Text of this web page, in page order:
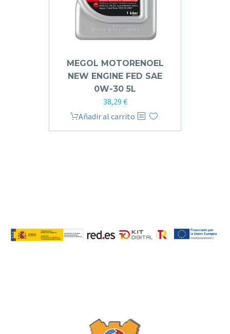
MEGOL MOTO­RE­NOEL
NEW ENGINE FED SAE
0W-30 5L
38,29 €
Añadir al carrito